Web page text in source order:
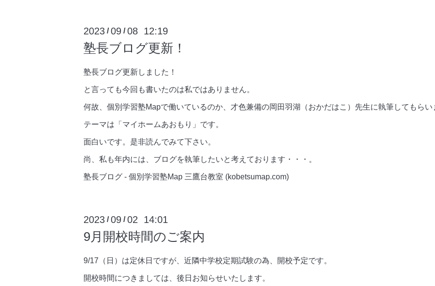
2023 /09 /08 12:19
塾長ブログ更新！
塾長ブログ更新しました！
と言っても今回も書いたのは私ではありません。
何故、個別学習塾Mapで働いているのか、才色兼備の岡田羽湖（おかだはこ）先生に執筆してもらい
テーマは「マイホームあおもり」です。
面白いです。是非読んでみて下さい。
尚、私も年内には、ブログを執筆したいと考えております・・・。
塾長ブログ - 個別学習塾Map 三鷹台教室 (kobetsumap.com)
2023 /09 /02 14:01
9月開校時間のご案内
9/17（日）は定休日ですが、近隣中学校定期試験の為、開校予定です。
開校時間につきましては、後日お知らせいたします。